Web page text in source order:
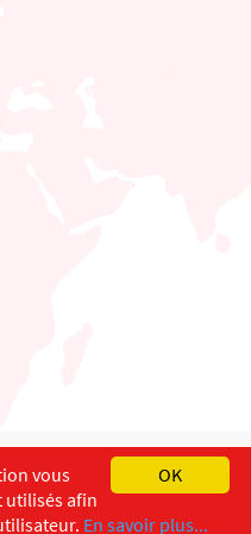
légaux
OK
vous
utilisés afin
En savoir plus...